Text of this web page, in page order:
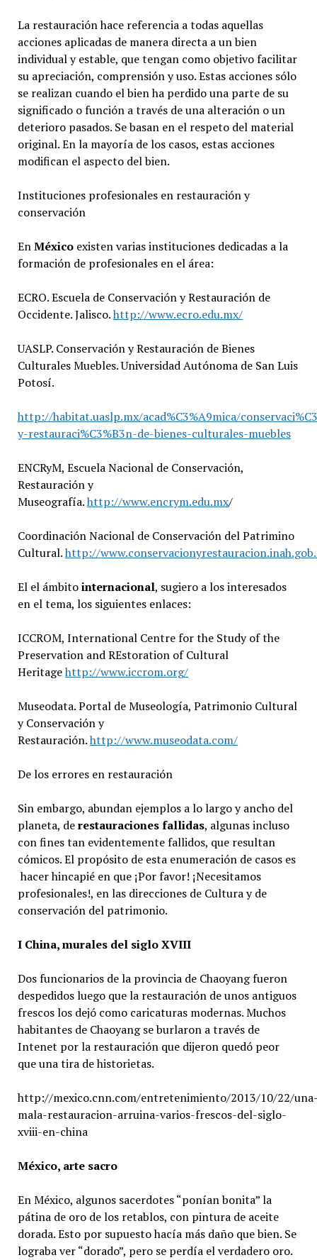
La restauración hace referencia a todas aquellas
acciones aplicadas de manera directa a un bien
individual y estable, que tengan como objetivo facilitar
su apreciación, comprensión y uso. Estas acciones sólo
se realizan cuando el bien ha perdido una parte de su
significado o función a través de una alteración o un
deterioro pasados. Se basan en el respeto del material
original. En la mayoría de los casos, estas acciones
modifican el aspecto del bien.
Instituciones profesionales en restauración y
conservación
EnMéxicoexisten varias instituciones dedicadas a la
formación de profesionales en el área:
ECRO. Escuela de Conservación y Restauración de
Occidente. Jalisco.http://www.ecro.edu.mx/
UASLP. Conservación y Restauración de Bienes
Culturales Muebles. Universidad Autónoma de San Luis
Potosí.
http://habitat.uaslp.mx/acad%C3%A9mica/
y-restauraci%C3%B3n-de-bienes-culturales-muebles
ENCRyM, Escuela Nacional de Conservación,
Restauración y
Museografía.http://www.encrym.edu.mx/
Coordinación Nacional de Conservación del Patrimino
Cultural.http://
El el ámbitointernacional, sugiero a los interesados
en el tema, los siguientes enlaces:
ICCROM, International Centre for the Study of the
Preservation and REstoration of Cultural
Heritagehttp://www.iccrom.org/
Museodata. Portal de Museología, Patrimonio Cultural
y Conservación y
Restauración.http://www.museodata.com/
De los errores en restauración
Sin embargo, abundan ejemplos a lo largo y ancho del
planeta, derestauraciones fallidas, algunas incluso
con fines tan evidentemente fallidos, que resultan
cómicos. El propósito de esta enumeración de casos es
hacer hincapié en que ¡Por favor! ¡Necesitamos
profesionales!, en las direcciones de Cultura y de
conservación del patrimonio.
I China, murales del siglo XVIII
Dos funcionarios de la provincia de Chaoyang fueron
despedidos luego que la restauración de unos antiguos
frescos los dejó como caricaturas modernas. Muchos
habitantes de Chaoyang se burlaron a través de
Intenet por la restauración que dijeron quedó peor
que una tira de historietas.
http://mexico.cnn.com/entretenimiento/2013/10/22/
mala-restauracion-arruina-varios-frescos-del-siglo-
xviii-en-china
México, arte sacro
En México, algunos sacerdotes “ponían bonita” la
pátina de oro de los retablos, con pintura de aceite
dorada. Esto por supuesto hacía más daño que bien. Se
lograba ver “dorado”, pero se perdía el verdadero oro.